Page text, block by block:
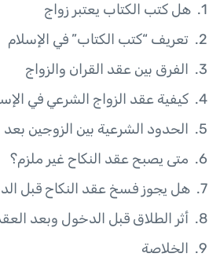
هل كتب الكتاب يعتبر زواج
تعريف “كتب الكتاب” في الإسلام
الفرق بين عقد القران والزواج
كيفية عقد الزواج الشرعي في
الحدود الشرعية بين الزوجين
متى يصبح عقد النكاح غير ملزم؟
هل يجوز فسخ عقد النكاح قبل
أثر الطلاق قبل الدخول وبعد
الخلاصة